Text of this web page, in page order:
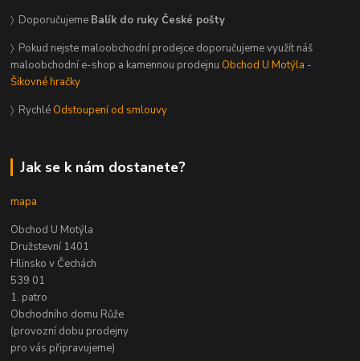
〉 Doporučujeme Balík do ruky České pošty
〉 Pokud nejste maloobchodní prodejce doporučujeme využít náš
maloobchodní e-shop a kamennou prodejnu Obchod U Motýla -
Šikovné hračky
〉 Rychlé Odstoupení od smlouvy
Jak se k nám dostanete?
mapa
Obchod U Motýla
Družstevní 1401
Hlinsko v Čechách
539 01
1. patro
Obchodního domu Růže
(provozní dobu prodejny
pro vás připravujeme)